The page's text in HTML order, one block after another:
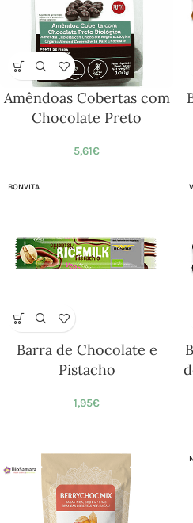
Amêndoas Cobertas com
Chocolate Preto
5,61€
BONVITA
Barra de Chocolate e
Pistacho
1,95€